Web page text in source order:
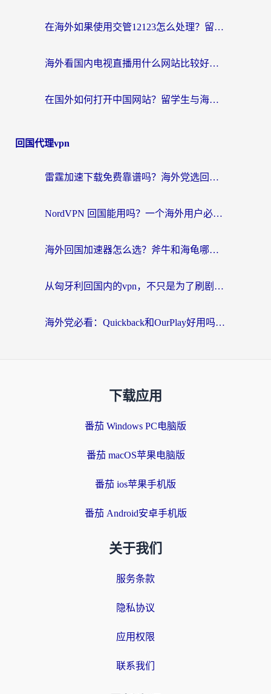
在海外如果使用交管12123怎么处理？留学生亲测有效的回国加速方案
海外看国内电视直播用什么网站比较好？一篇解决你所有追剧难题的实用指南
在国外如何打开中国网站？留学生与海外华人的无缝访问指南
回国代理vpn
雷霆加速下载免费靠谱吗？海外党选回国加速器的避坑指南（附热门工具对比）
NordVPN 回国能用吗？一个海外用户必须面对的真实困境
海外回国加速器怎么选？斧牛和海龟哪个好？一篇帮你避开坑的实用指南
从匈牙利回国内的vpn，不只是为了刷剧那么简单
海外党必看：Quickback和OurPlay好用吗？3分钟选对回国加速器，无缝刷剧玩游戏
下载应用
番茄 Windows PC电脑版
番茄 macOS苹果电脑版
番茄 ios苹果手机版
番茄 Android安卓手机版
关于我们
服务条款
隐私协议
应用权限
联系我们